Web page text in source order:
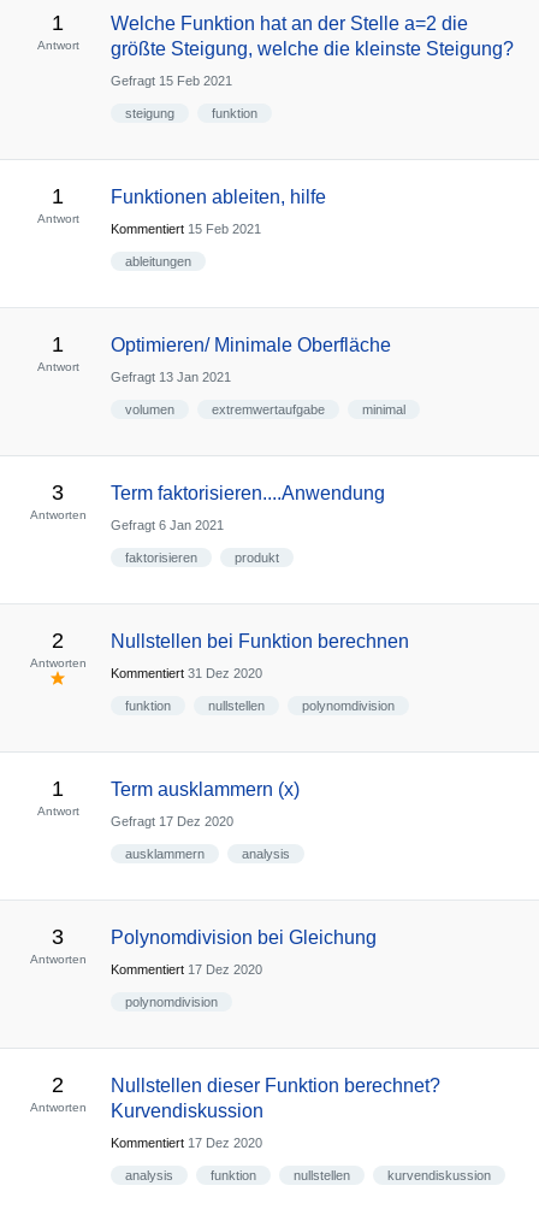
1
Antwort
Welche Funktion hat an der Stelle a=2 die
größte Steigung, welche die kleinste Steigung?
Gefragt 15 Feb 2021
steigung funktion
1
Antwort
Funktionen ableiten, hilfe
Kommentiert 15 Feb 2021
ableitungen
1
Antwort
Optimieren/ Minimale Oberfläche
Gefragt 13 Jan 2021
volumen extremwertaufgabe minimal
3
Antworten
Term faktorisieren....Anwendung
Gefragt 6 Jan 2021
faktorisieren produkt
2
Antworten
Nullstellen bei Funktion berechnen
Kommentiert 31 Dez 2020
funktion nullstellen polynomdivision
1
Antwort
Term ausklammern (x)
Gefragt 17 Dez 2020
ausklammern analysis
3
Antworten
Polynomdivision bei Gleichung
Kommentiert 17 Dez 2020
polynomdivision
2
Antworten
Nullstellen dieser Funktion berechnet?
Kurvendiskussion
Kommentiert 17 Dez 2020
analysis funktion nullstellen kurvendiskussion